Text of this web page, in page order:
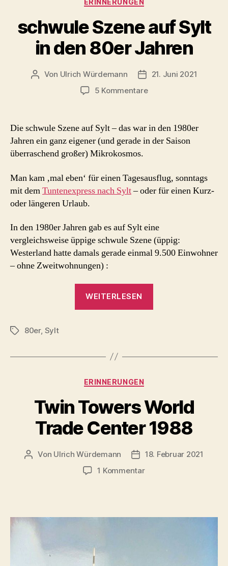
schwule Szene auf Sylt
in den 80er Jahren
Beitragsautor
Von Ulrich Würdemann Beitragsdatum
21. Juni 2021
5 Kommentarezu
auf
in
Jahren
Die schwule Szene auf Sylt – das war in den 1980er
Jahren ein ganz eigener (und gerade in der Saison
überraschend großer) Mikrokosmos.
Man kam ‚mal eben‘ für einen Tagesausflug, sonntags
mit demTuntenexpress nach Sylt– oder für einen Kurz-
oder längeren Urlaub.
In den 1980er Jahren gab es auf Sylt eine
vergleichsweise üppige schwule Szene (üppig:
Westerland hatte damals gerade einmal 9.500 Einwohner
– ohne Zweitwohnungen) :
WEITERLESEN
den
Schlagwörter
80er, Sylt
Kategorien
ERINNERUNGEN
Twin Towers World
Trade Center 1988
Beitragsautor
Von Ulrich Würdemann Beitragsdatum
18. Februar 2021
1 Kommentarzu
Trade